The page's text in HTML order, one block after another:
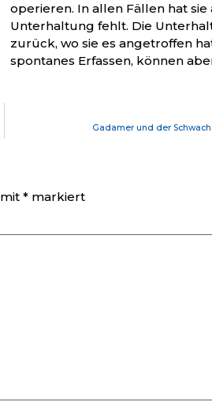
operieren. In allen Fällen hat
Unterhaltung fehlt. Die
zurück, wo sie es angetroffen
spontanes Erfassen, können
Gadamer und der
* markiert